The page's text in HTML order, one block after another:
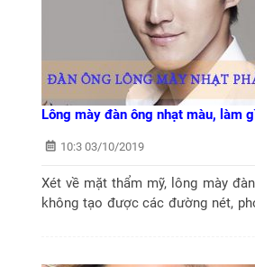
Lông mày đàn ông nhạt màu, làm
10:3 03/10/2019
Xét về mặt thẩm mỹ, lông mày
không tạo được các đường nét,